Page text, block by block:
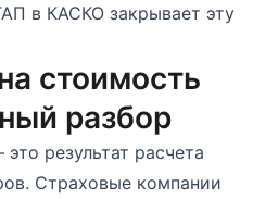
в КАСКО закрывает эту
стоимость
разбор
результат расчета
Страховые компании